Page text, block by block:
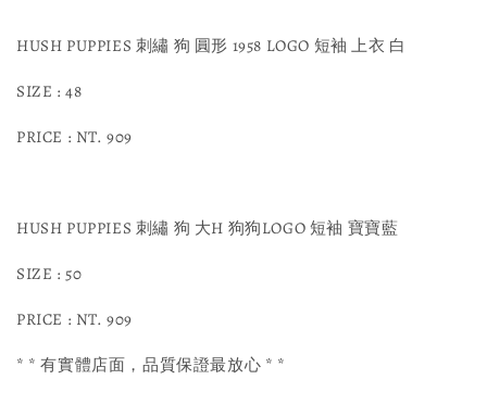
HUSH PUPPIES 刺繡 狗 圓形 1958 LOGO 短袖 上衣 白
SIZE : 48
PRICE : NT. 909
HUSH PUPPIES 刺繡 狗 大H 狗狗LOGO 短袖 寶寶藍
SIZE : 50
PRICE : NT. 909
* * 有實體店面，品質保證最放心 * *